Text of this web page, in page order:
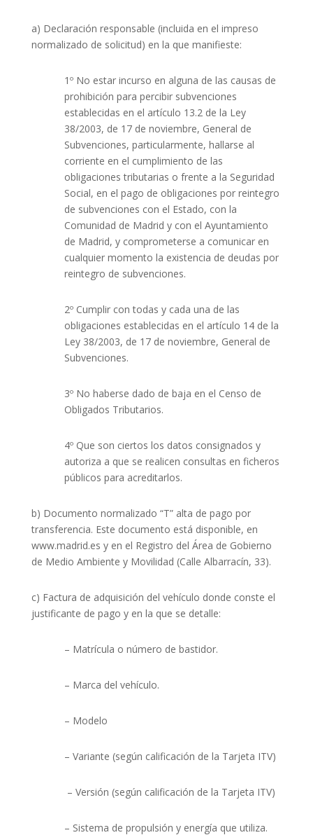
a) Declaración responsable (incluida en el impreso
normalizado de solicitud) en la que manifieste:
1º No estar incurso en alguna de las causas de
prohibición para percibir subvenciones
establecidas en el artículo 13.2 de la Ley
38/2003, de 17 de noviembre, General de
Subvenciones, particularmente, hallarse al
corriente en el cumplimiento de las
obligaciones tributarias o frente a la Seguridad
Social, en el pago de obligaciones por reintegro
de subvenciones con el Estado, con la
Comunidad de Madrid y con el Ayuntamiento
de Madrid, y comprometerse a comunicar en
cualquier momento la existencia de deudas por
reintegro de subvenciones.
2º Cumplir con todas y cada una de las
obligaciones establecidas en el artículo 14 de la
Ley 38/2003, de 17 de noviembre, General de
Subvenciones.
3º No haberse dado de baja en el Censo de
Obligados Tributarios.
4º Que son ciertos los datos consignados y
autoriza a que se realicen consultas en ficheros
públicos para acreditarlos.
b) Documento normalizado “T” alta de pago por
transferencia. Este documento está disponible, en
www.madrid.es y en el Registro del Área de Gobierno
de Medio Ambiente y Movilidad (Calle Albarracín, 33).
c) Factura de adquisición del vehículo donde conste el
justificante de pago y en la que se detalle:
– Matrícula o número de bastidor.
– Marca del vehículo.
– Modelo
– Variante (según calificación de la Tarjeta ITV)
– Versión (según calificación de la Tarjeta ITV)
– Sistema de propulsión y energía que utiliza.